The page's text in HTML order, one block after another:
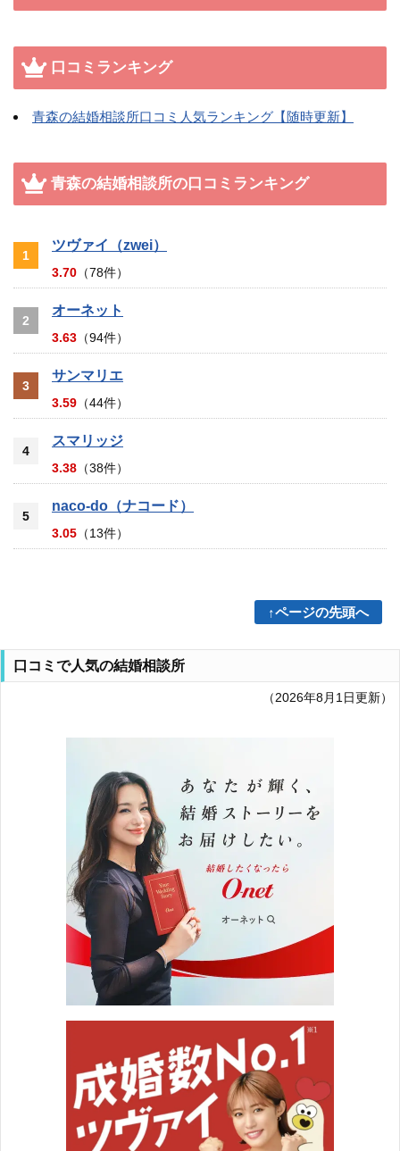
口コミランキング
青森の結婚相談所口コミ人気ランキング【随時更新】
青森の結婚相談所の口コミランキング
1
ツヴァイ（zwei）
3.70 （78件）
2
オーネット
3.63 （94件）
3
サンマリエ
3.59 （44件）
4
スマリッジ
3.38 （38件）
5
naco-do（ナコード）
3.05 （13件）
↑ページの先頭へ
口コミで人気の結婚相談所
（2026年8月1日更新）